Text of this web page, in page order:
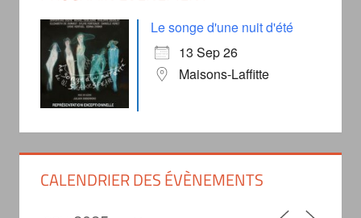
Le songe d'une nuit d'été
13 Sep 26
Maisons-Laffitte
CALENDRIER DES ÉVÈNEMENTS